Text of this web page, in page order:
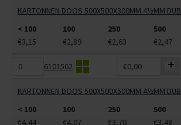
KARTONNEN DOOS 500X500X300MM 4½MM
< 100
100 250 500
€3,15
€2,89 €2,63 €2,47
6101562 €0,00
KARTONNEN DOOS 500X500X500MM 4½MM
< 100
100 250 500
€4,44
€4,07 €3,70 €3,48